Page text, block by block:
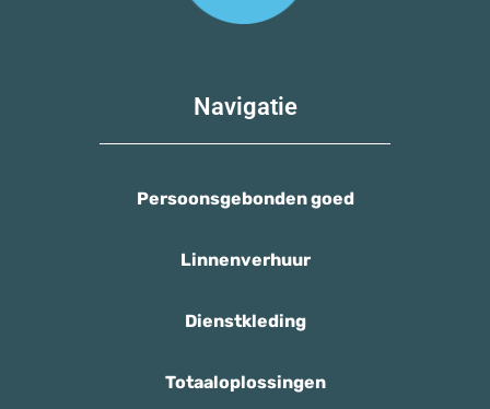
Navigatie
Persoonsgebonden goed
Linnenverhuur
Dienstkleding
Totaaloplossingen